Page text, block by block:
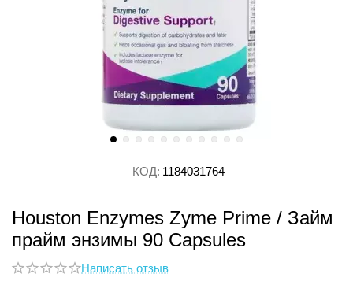
КОД: 1184031764
Houston Enzymes Zyme Prime / Займ
прайм энзимы 90 Capsules
Написать отзыв